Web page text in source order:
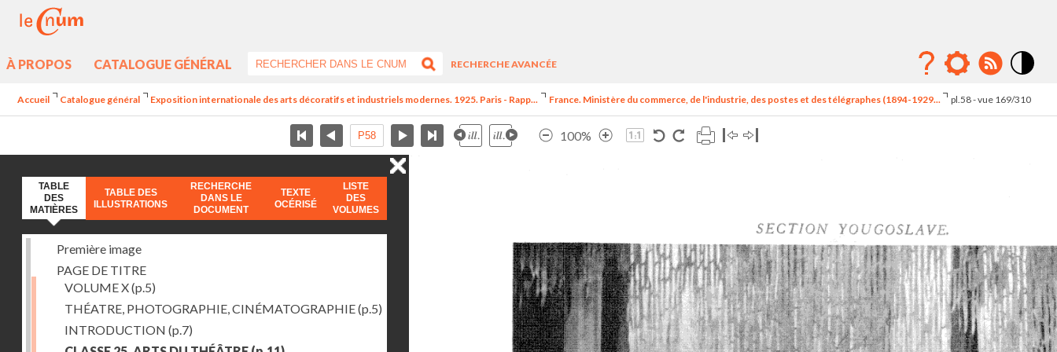
À PROPOS CATALOGUE GÉNÉRAL
RECHERCHE AVANCÉE
élévé
Accueil Catalogue général Exposition internationale des arts décoratifs et industriels modernes. 1925. Paris - Rapp... France. Ministère du commerce, de l'industrie, des postes et des télégraphes (1894-1929... pl.58 - vue 169/310
100%
TABLE
DES
MATIÈRES
TABLE DES
ILLUSTRATIONS
RECHERCHE
DANS LE
DOCUMENT
TEXTE
OCÉRISÉ
LISTE
DES
VOLUMES
Première image
PAGE DE TITRE
VOLUME X(p.5)
THÉATRE, PHOTOGRAPHIE, CINÉMATOGRAPHIE(p.5)
INTRODUCTION (p.7)